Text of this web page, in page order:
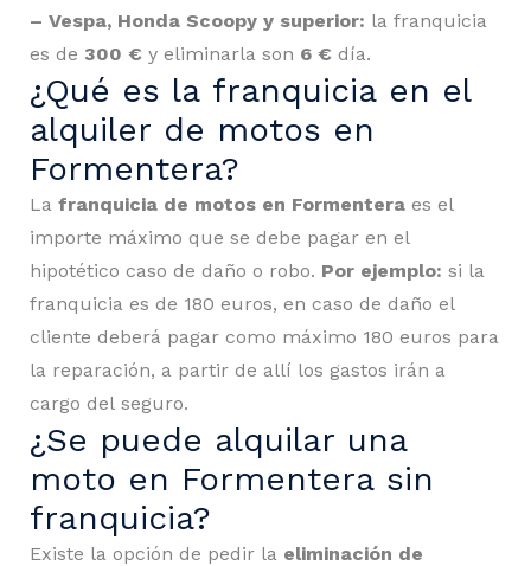
– Vespa, Honda Scoopy y superior: la franquicia
es de 300 € y eliminarla son 6 € día.
¿Qué es la franquicia en el
alquiler de motos en
Formentera?
La franquicia de motos en Formentera es el
importe máximo que se debe pagar en el
hipotético caso de daño o robo. Por ejemplo: si la
franquicia es de 180 euros, en caso de daño el
cliente deberá pagar como máximo 180 euros para
la reparación, a partir de allí los gastos irán a
cargo del seguro.
¿Se puede alquilar una
moto en Formentera sin
franquicia?
Existe la opción de pedir la eliminación de